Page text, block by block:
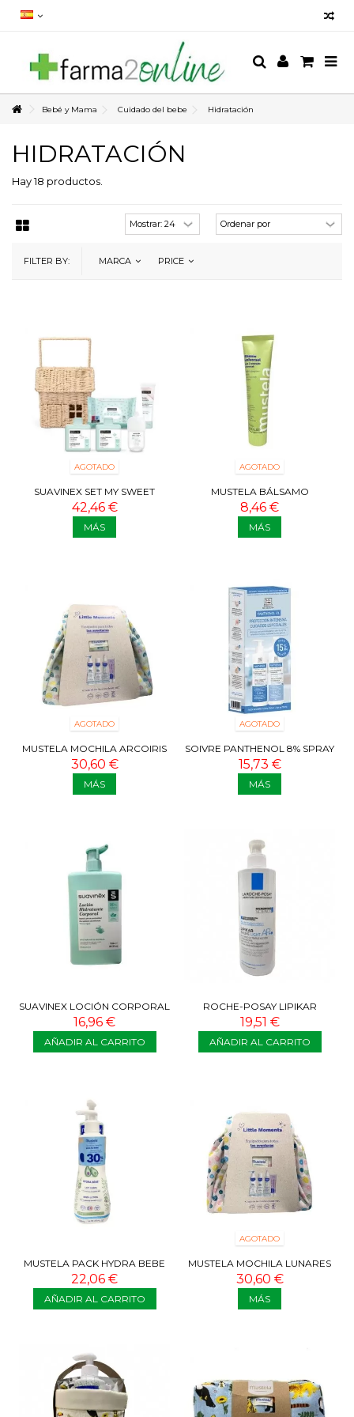
Bebé y Mama Cuidado del bebe Hidratación
HIDRATACIÓN
Hay 18 productos.
FILTER BY: MARCA PRICE
AGOTADO
SUAVINEX SET MY SWEET
HOUSE
42,46 €
MÁS
AGOTADO
MUSTELA BÁLSAMO
UNIVERSAL BIO 75 ML
8,46 €
MÁS
AGOTADO
MUSTELA MOCHILA ARCOIRIS
LITTLE MOMENTS
30,60 €
MÁS
AGOTADO
SOIVRE PANTHENOL 8% SPRAY
PACK AHORRO
15,73 €
MÁS
SUAVINEX LOCIÓN CORPORAL
750 ML
16,96 €
AÑADIR AL CARRITO
ROCHE-POSAY LIPIKAR
BAUME LIGHT AP+M 400 ML
19,51 €
AÑADIR AL CARRITO
MUSTELA PACK HYDRA BEBE
500 ML + BABYGEL 750 ML 30%
DTO
22,06 €
AÑADIR AL CARRITO
AGOTADO
MUSTELA MOCHILA LUNARES
LITTLE MOMENTS
30,60 €
MÁS